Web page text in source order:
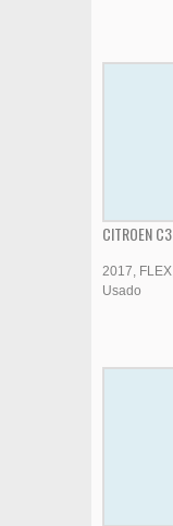
CITROEN C3
2017 FLEX
Usado